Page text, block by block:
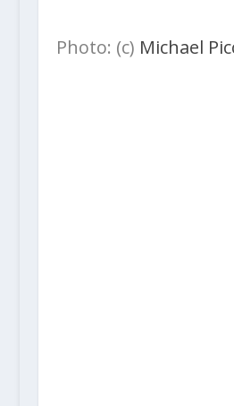
Photo: (c) Michael